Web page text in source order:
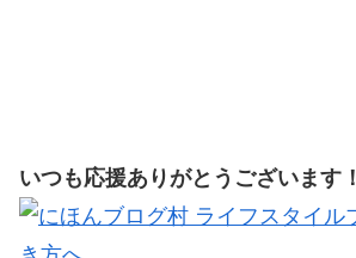
いつも応援ありがとうございます！